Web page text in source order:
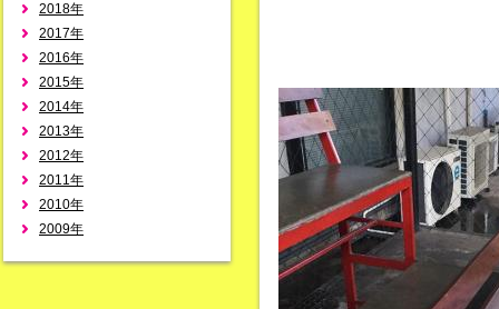
2018年
2017年
2016年
2015年
2014年
2013年
2012年
2011年
2010年
2009年